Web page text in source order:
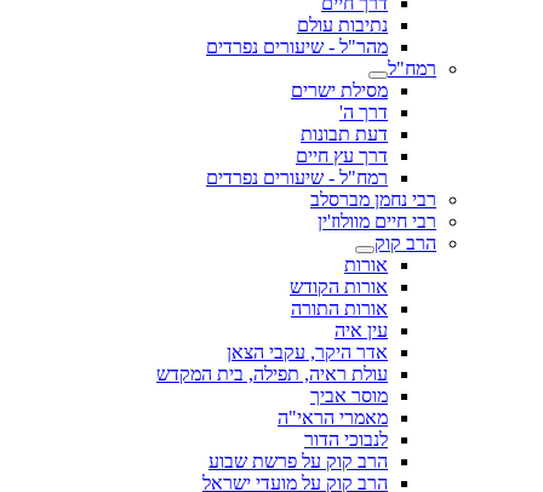
נתיבות עולם
מהר"ל - שיעורים נפרדים
רמח"ל
מסילת ישרים
דרך ה'
דעת תבונות
דרך עץ חיים
רמח"ל - שיעורים נפרדים
רבי נחמן מברסלב
רבי חיים מוולוז'ין
הרב קוק
אורות
אורות הקודש
אורות התורה
עין איה
אדר היקר, עקבי הצאן
עולת ראיה, תפילה, בית המקדש
מוסר אביך
מאמרי הראי"ה
לנבוכי הדור
הרב קוק על פרשת שבוע
הרב קוק על מועדי ישראל